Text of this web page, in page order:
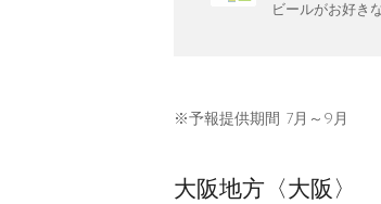
ビールがお好き
※予報提供期間 7月～9月
大阪地方〈大阪〉